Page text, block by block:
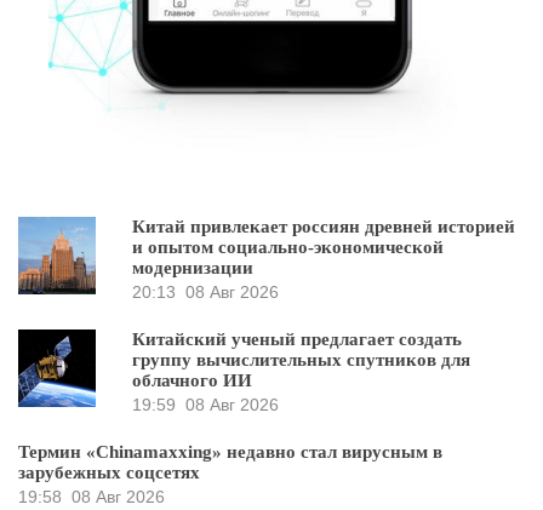
Китай привлекает россиян древней историей
и опытом социально-экономической
модернизации
20:13 08 Авг 2026
Китайский ученый предлагает создать
группу вычислительных спутников для
облачного ИИ
19:59 08 Авг 2026
Термин «Chinamaxxing» недавно стал вирусным в
зарубежных соцсетях
19:58 08 Авг 2026